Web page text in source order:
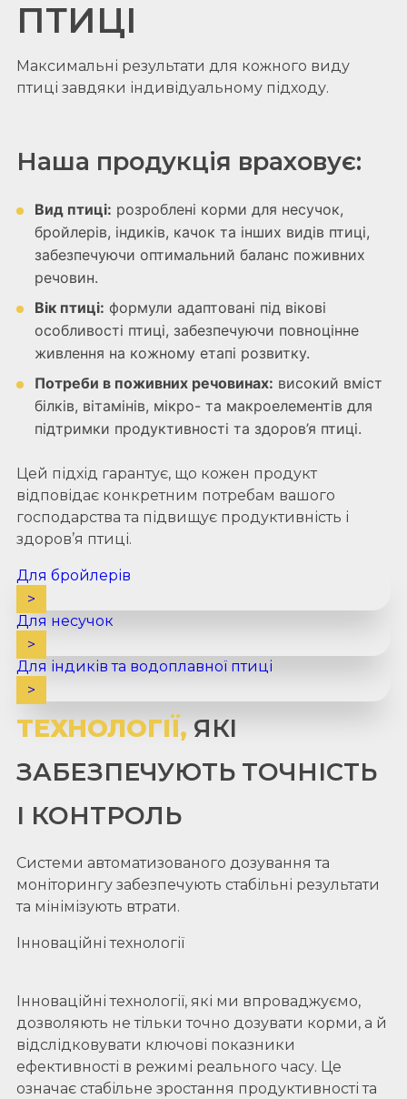
ПТИЦІ
Максимальні результати для кожного виду
птиці завдяки індивідуальному підходу.
Наша продукція враховує:
Вид птиці: розроблені корми для несучок,
бройлерів, індиків, качок та інших видів птиці,
забезпечуючи оптимальний баланс поживних
речовин.
Вік птиці: формули адаптовані під вікові
особливості птиці, забезпечуючи повноцінне
живлення на кожному етапі розвитку.
Потреби в поживних речовинах: високий вміст
білків, вітамінів, мікро- та макроелементів для
підтримки продуктивності та здоров’я птиці.
Цей підхід гарантує, що кожен продукт
відповідає конкретним потребам вашого
господарства та підвищує продуктивність і
здоров’я птиці.
Для бройлерів
>
Для несучок
>
Для індиків та водоплавної птиці
>
ТЕХНОЛОГІЇ, ЯКІ
ЗАБЕЗПЕЧУЮТЬ ТОЧНІСТЬ
І КОНТРОЛЬ
Системи автоматизованого дозування та
моніторингу забезпечують стабільні результати
та мінімізують втрати.
Інноваційні технології
Інноваційні технології, які ми впроваджуємо,
дозволяють не тільки точно дозувати корми, а й
відслідковувати ключові показники
ефективності в режимі реального часу. Це
означає стабільне зростання продуктивності та